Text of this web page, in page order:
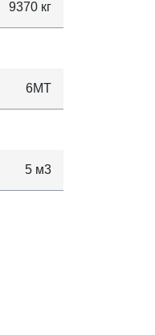
9370 кг
6MT
5 м3